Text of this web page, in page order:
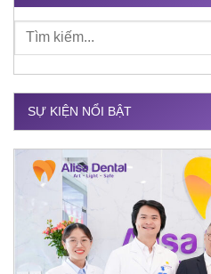
SỰ KIỆN NỔI BẬT